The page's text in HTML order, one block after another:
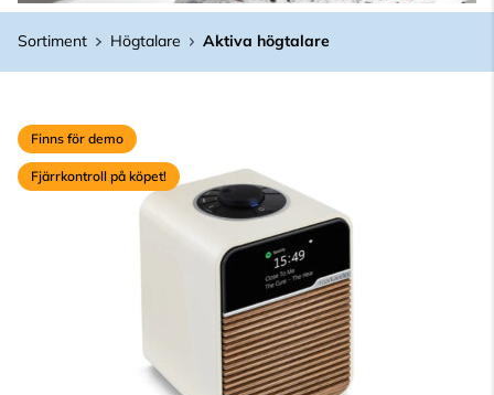
Sortiment Högtalare Aktiva högtalare
Finns för demo
Fjärrkontroll på köpet!